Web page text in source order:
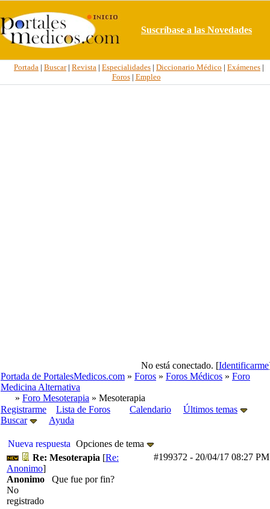
Suscríbase a las Novedades
Portada | Buscar| Revista | Especialidades | Diccionario Médico | Exámenes |
Foros| Empleo
No está conectado. [Identificarme
Portada de PortalesMedicos.com » Foros » Foros Médicos » Foro
Medicina Alternativa
» Foro Mesoterapia » Mesoterapia
Registrarme
Lista de Foros Calendario
Últimos temas
Buscar
Ayuda
Nueva respuesta Opciones de tema
#199372 - 20/04/17 08:27 PM
Re: Mesoterapia [Re:
Anonimo]
Anonimo
No
registrado
Que fue por fin?